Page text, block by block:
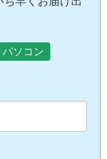
パソコン